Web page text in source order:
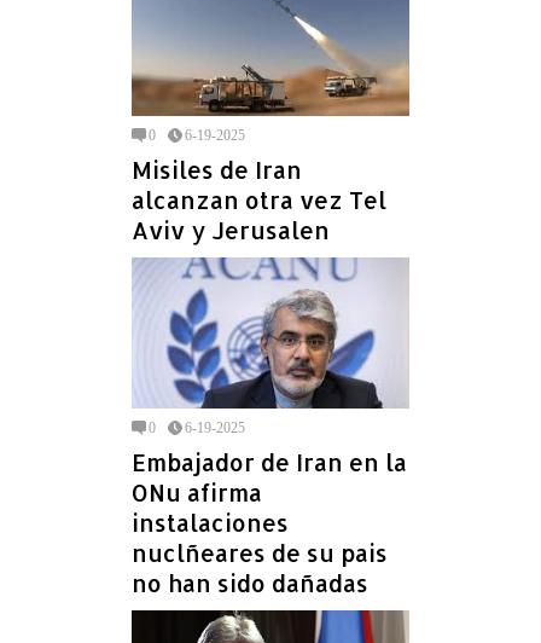
0 6-19-2025
Misiles de Iran
alcanzan otra vez Tel
Aviv y Jerusalen
0 6-19-2025
Embajador de Iran en la
ONu afirma
instalaciones
nuclñeares de su pais
no han sido dañadas